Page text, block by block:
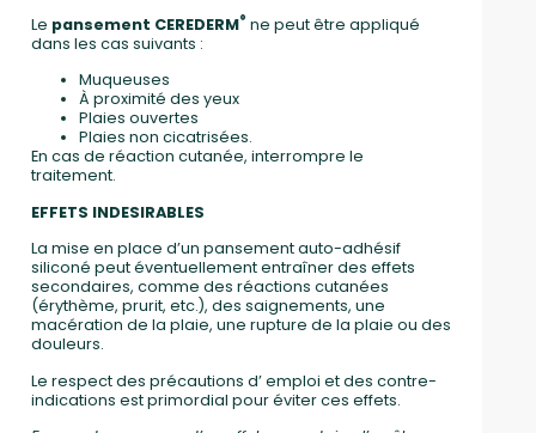
Le pansement CEREDERM® ne peut être appliqué
dans les cas suivants :
Muqueuses
À proximité des yeux
Plaies ouvertes
Plaies non cicatrisées.
En cas de réaction cutanée, interrompre le
traitement.
EFFETS INDESIRABLES
La mise en place d’un pansement auto-adhésif
siliconé peut éventuellement entraîner des effets
secondaires, comme des réactions cutanées
(érythème, prurit, etc.), des saignements, une
macération de la plaie, une rupture de la plaie ou des
douleurs.
Le respect des précautions d’ emploi et des contre-
indications est primordial pour éviter ces effets.